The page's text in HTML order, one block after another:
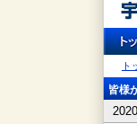
ト
皆様